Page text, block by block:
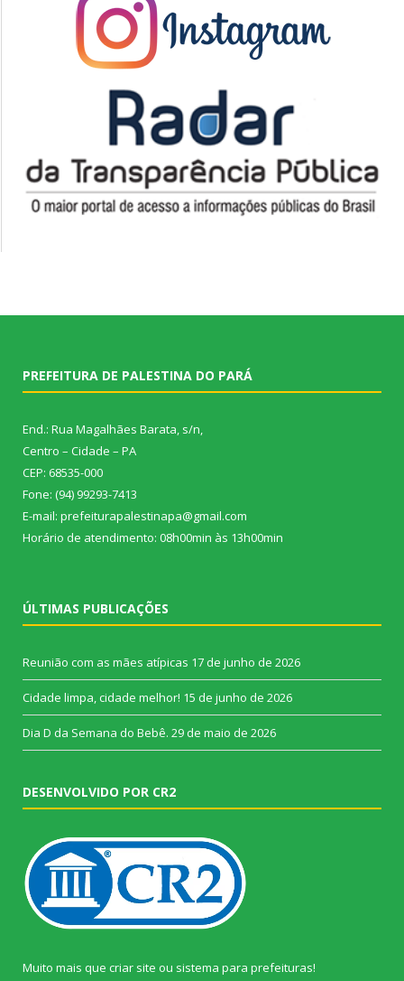
PREFEITURA DE PALESTINA DO PARÁ
End.: Rua Magalhães Barata, s/n,
Centro – Cidade – PA
CEP: 68535-000
Fone: (94) 99293-7413
E-mail: prefeiturapalestinapa@gmail.com
Horário de atendimento: 08h00min às 13h00min
ÚLTIMAS PUBLICAÇÕES
Reunião com as mães atípicas 17 de junho de 2026
Cidade limpa, cidade melhor! 15 de junho de 2026
Dia D da Semana do Bebê. 29 de maio de 2026
DESENVOLVIDO POR CR2
Muito mais que criar site ou sistema para prefeituras!